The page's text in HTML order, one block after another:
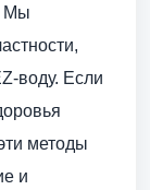
Мы
воду. Если
методы
и